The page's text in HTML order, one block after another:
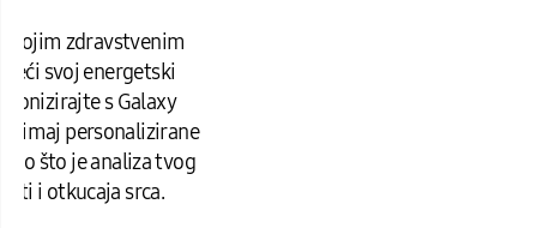
zdravstvenim
svoj energetski
s Galaxy
personalizirane
što je analiza tvog
i otkucaja srca.